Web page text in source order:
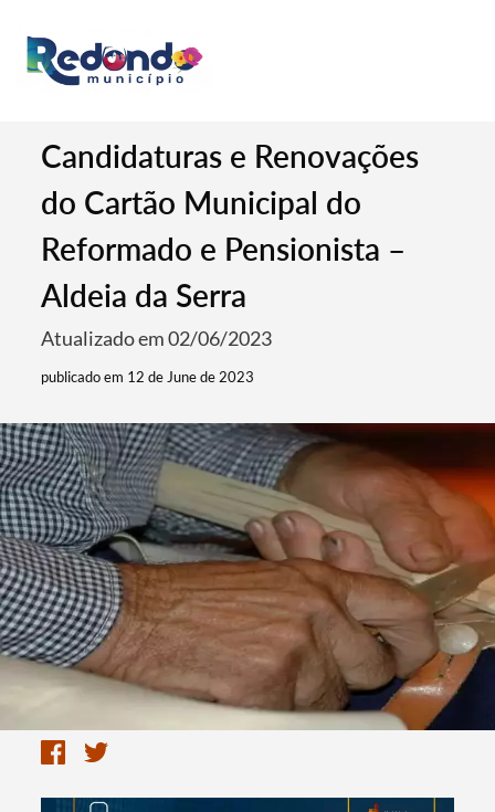
Candidaturas e Renovações
do Cartão Municipal do
Reformado e Pensionista –
Aldeia da Serra
Atualizado em 02/06/2023
publicado em 12 de June de 2023